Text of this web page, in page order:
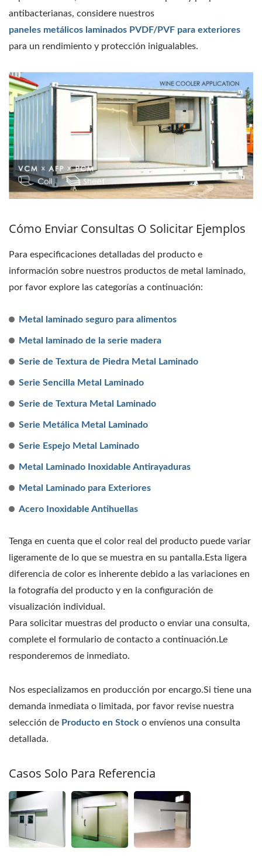
antibacterianas, considere nuestros
paneles metálicos laminados PVDF/PVF para exteriores
para un rendimiento y protección inigualables.
Cómo Enviar Consultas O Solicitar Ejemplos
Para especificaciones detalladas del producto e
información sobre nuestros productos de metal laminado,
por favor explore las categorías a continuación:
Metal laminado seguro para alimentos
Metal laminado de la serie madera
Serie de Textura de Piedra Metal Laminado
Serie Sencilla Metal Laminado
Serie de Textura Metal Laminado
Serie Metálica Metal Laminado
Serie Espejo Metal Laminado
Metal Laminado Inoxidable Antirayaduras
Metal Laminado para Exteriores
Acero Inoxidable Antihuellas
Tenga en cuenta que el color real del producto puede variar
ligeramente de lo que se muestra en su pantalla.Esta ligera
diferencia de color es inherente debido a las variaciones en
la fotografía del producto y en la configuración de
visualización individual.
Para solicitar muestras del producto o enviar una consulta,
complete el formulario de contacto a continuación.Le
responderemos de inmediato.
Nos especializamos en producción por encargo.Si tiene una
demanda inmediata o limitada, por favor revise nuestra
selección de Producto en Stock o envíenos una consulta
detallada.
Casos Solo Para Referencia